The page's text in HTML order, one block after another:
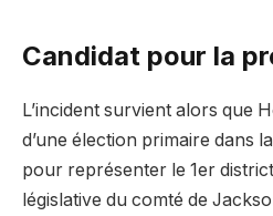
Candidat pour la
L’incident survient alors que
d’une élection primaire dans
pour représenter le 1er district
législative du comté de